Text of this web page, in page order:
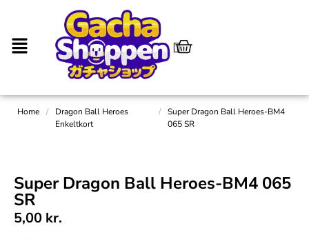
Home /
Dragon Ball Heroes
Enkeltkort
/
Super Dragon Ball Heroes-BM4
065 SR
Super Dragon Ball Heroes-BM4 065
SR
5,00 kr.